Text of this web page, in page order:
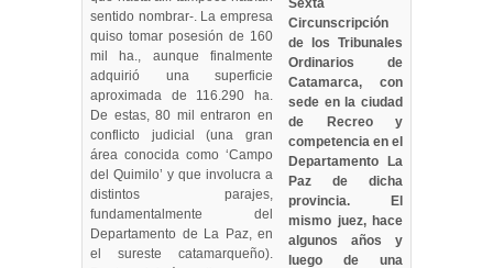
sentido nombrar-. La empresa
quiso tomar posesión de 160
mil ha., aunque finalmente
adquirió una superficie
aproximada de 116.290 ha.
De estas, 80 mil entraron en
conflicto judicial (una gran
área conocida como ‘Campo
del Quimilo’ y que involucra a
distintos parajes,
fundamentalmente del
Departamento de La Paz, en
el sureste catamarqueño).
Circunscripción
de los Tribunales
Ordinarios de
Catamarca, con
sede en la ciudad
de Recreo y
competencia en el
Departamento La
Paz de dicha
provincia. El
mismo juez, hace
algunos años y
luego de una